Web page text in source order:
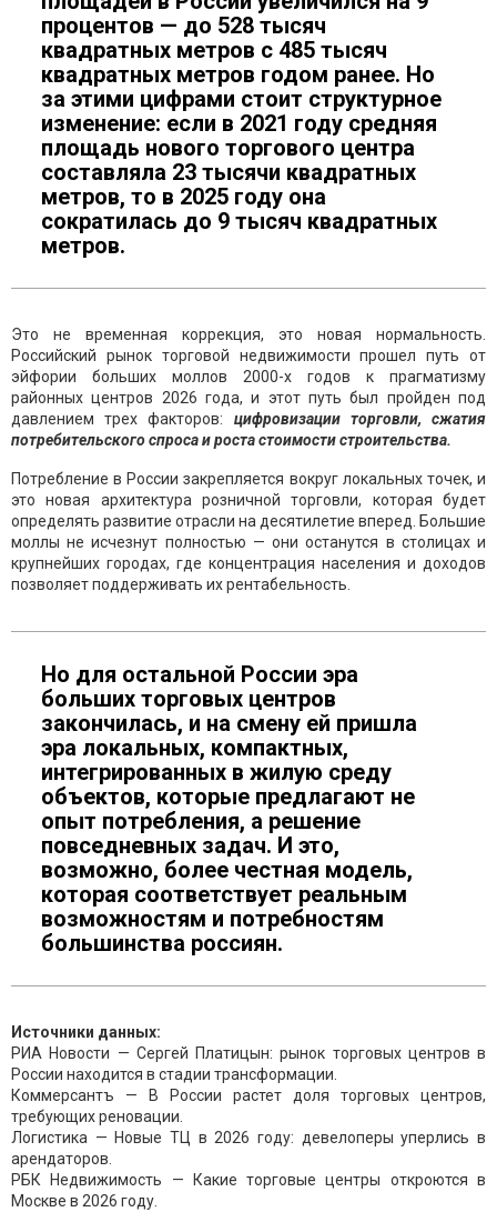
процентов — до 528 тысяч
квадратных метров с 485 тысяч
квадратных метров годом ранее. Но
за этими цифрами стоит структурное
изменение: если в 2021 году средняя
площадь нового торгового центра
составляла 23 тысячи квадратных
метров, то в 2025 году она
сократилась до 9 тысяч квадратных
метров.
Это не временная коррекция, это новая нормальность.
Российский рынок торговой недвижимости прошел путь от
эйфории больших моллов 2000-х годов к прагматизму
районных центров 2026 года, и этот путь был пройден под
давлением трех факторов: цифровизации торговли, сжатия
потребительского спроса и роста стоимости строительства.
Потребление в России закрепляется вокруг локальных точек, и
это новая архитектура розничной торговли, которая будет
определять развитие отрасли на десятилетие вперед. Большие
моллы не исчезнут полностью — они останутся в столицах и
крупнейших городах, где концентрация населения и доходов
позволяет поддерживать их рентабельность.
Но для остальной России эра
больших торговых центров
закончилась, и на смену ей пришла
эра локальных, компактных,
интегрированных в жилую среду
объектов, которые предлагают не
опыт потребления, а решение
повседневных задач. И это,
возможно, более честная модель,
которая соответствует реальным
возможностям и потребностям
большинства россиян.
Источники данных:
РИА Новости — Сергей Платицын: рынок торговых центров в
России находится в стадии трансформации.
Коммерсантъ — В России растет доля торговых центров,
требующих реновации.
Логистика — Новые ТЦ в 2026 году: девелоперы уперлись в
арендаторов.
РБК Недвижимость — Какие торговые центры откроются в
Москве в 2026 году.